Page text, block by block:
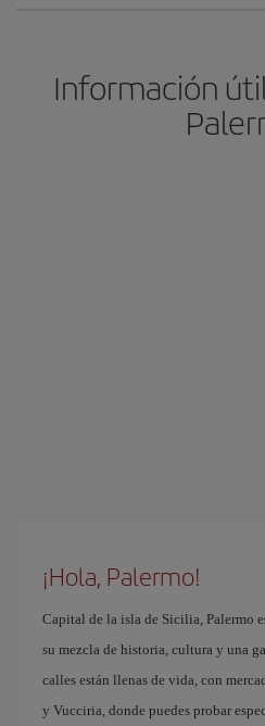
Información
¡Hola, Palermo!
Capital de la isla de Sicilia, Palermo
su mezcla de historia, cultura y una
calles están llenas de vida, con
y Vucciria, donde puedes probar